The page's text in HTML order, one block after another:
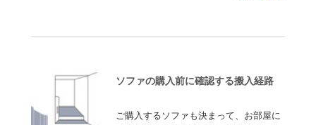
ソファの購入前に確認する搬入経路
ご購入するソファも決まって、お部屋に